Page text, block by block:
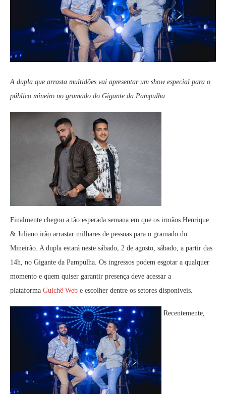
A dupla que arrasta multidões vai apresentar um show especial para o
público mineiro no gramado do Gigante da Pampulha
Finalmente chegou a tão esperada semana em que os irmãos Henrique
& Juliano irão arrastar milhares de pessoas para o gramado do
Mineirão. A dupla estará neste sábado, 2 de agosto, sábado, a partir das
14h, no Gigante da Pampulha. Os ingressos podem esgotar a qualquer
momento e quem quiser garantir presença deve acessar a
plataforma Guichê Web e escolher dentre os setores disponíveis.
Recentemente,